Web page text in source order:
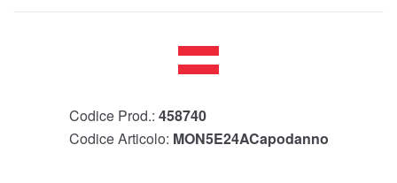
Codice Prod.: 458740
Codice Articolo: MON5E24ACapodanno